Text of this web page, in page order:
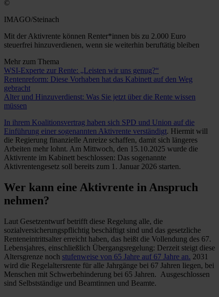
©
IMAGO/Steinach
Mit der Aktivrente können Renter*innen bis zu 2.000 Euro
steuerfrei hinzuverdienen, wenn sie weiterhin beruftätig bleiben
Mehr zum Thema
WSI-Experte zur Rente: „Leisten wir uns genug?“
Rentenreform: Diese Vorhaben hat das Kabinett auf den Weg
gebracht
Alter und Hinzuverdienst: Was Sie jetzt über die Rente wissen
müssen
In ihrem Koalitionsvertrag haben sich SPD und Union auf die
Einführung einer sogenannten Aktivrente verständigt. Hiermit will
die Regierung finanzielle Anreize schaffen, damit sich längeres
Arbeiten mehr lohnt. Am Mittwoch, den 15.10.2025 wurde die
Aktivrente im Kabinett beschlossen: Das sogenannte
Aktivrentengesetz soll bereits zum 1. Januar 2026 starten.
Wer kann eine Aktivrente in Anspruch
nehmen?
Laut Gesetzentwurf betrifft diese Regelung alle, die
sozialversicherungspflichtig beschäftigt sind und das gesetzliche
Renteneintrittsalter erreicht haben, das heißt die Vollendung des 67.
Lebensjahres, einschließlich Übergangsregelung: Derzeit steigt diese
Altersgrenze noch stufenweise von 65 Jahre auf 67 Jahre an. 2031
wird die Regelaltersrente für alle Jahrgänge bei 67 Jahren liegen, bei
Menschen mit Schwerbehinderung bei 65 Jahren. Ausgeschlossen
sind Selbstständige und Beamtinnen und Beamte.